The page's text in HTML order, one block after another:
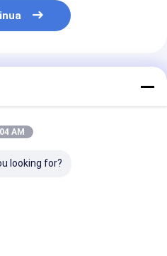
AM
looking for?